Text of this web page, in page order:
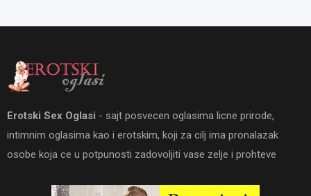
Erotski Sex Oglasi - sajt posvecen oglasima licne prirode,
intimnim oglasima kao i erotskim, koji za cilj ima pronalazak
osobe koja ce u potpunosti zadovoljiti vase zelje i prohteve